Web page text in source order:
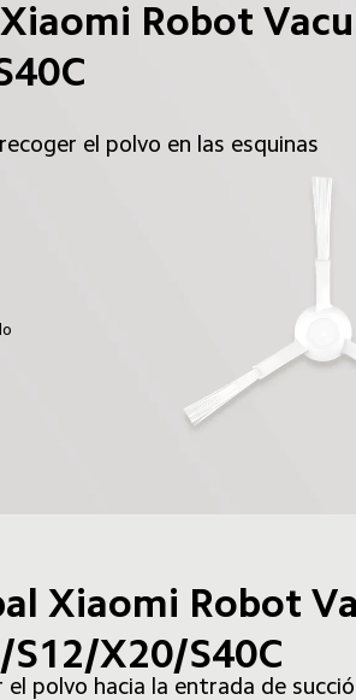
Robot
el polvo en las esquinas
Xiaomi Robot
S12/X20/S40C
el polvo hacia la entrada de